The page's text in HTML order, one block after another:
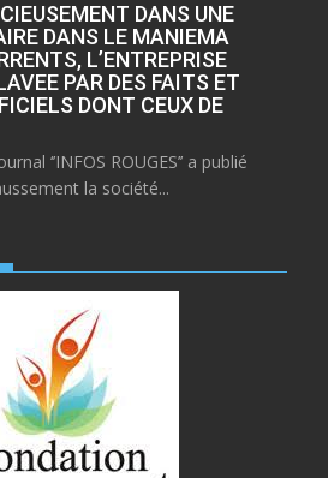
DANS UNE
DANS LE MANIEMA
L’ENTREPRISE
PAR DES FAITS ET
DONT CEUX DE
‘’INFOS ROUGES’’ a publié
la société...